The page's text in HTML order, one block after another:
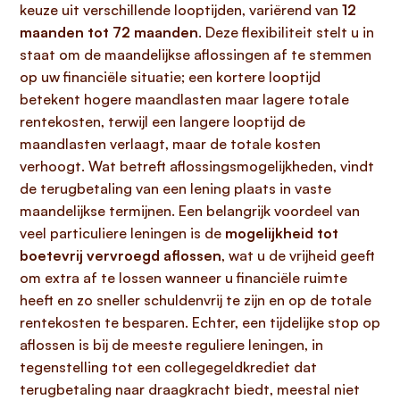
keuze uit verschillende looptijden, variërend van 12
maanden tot 72 maanden. Deze flexibiliteit stelt u in
staat om de maandelijkse aflossingen af te stemmen
op uw financiële situatie; een kortere looptijd
betekent hogere maandlasten maar lagere totale
rentekosten, terwijl een langere looptijd de
maandlasten verlaagt, maar de totale kosten
verhoogt. Wat betreft aflossingsmogelijkheden, vindt
de terugbetaling van een lening plaats in vaste
maandelijkse termijnen. Een belangrijk voordeel van
veel particuliere leningen is de mogelijkheid tot
boetevrij vervroegd aflossen, wat u de vrijheid geeft
om extra af te lossen wanneer u financiële ruimte
heeft en zo sneller schuldenvrij te zijn en op de totale
rentekosten te besparen. Echter, een tijdelijke stop op
aflossen is bij de meeste reguliere leningen, in
tegenstelling tot een collegegeldkrediet dat
terugbetaling naar draagkracht biedt, meestal niet